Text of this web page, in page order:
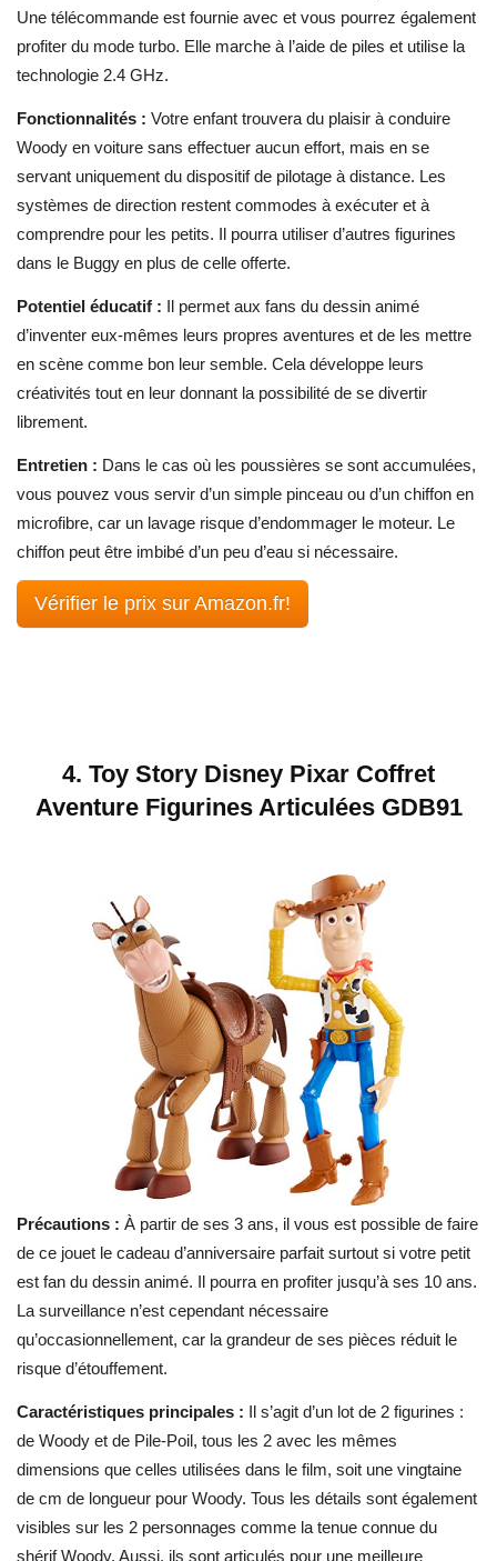
Une télécommande est fournie avec et vous pourrez également
profiter du mode turbo. Elle marche à l’aide de piles et utilise la
technologie 2.4 GHz.
Fonctionnalités : Votre enfant trouvera du plaisir à conduire
Woody en voiture sans effectuer aucun effort, mais en se
servant uniquement du dispositif de pilotage à distance. Les
systèmes de direction restent commodes à exécuter et à
comprendre pour les petits. Il pourra utiliser d’autres figurines
dans le Buggy en plus de celle offerte.
Potentiel éducatif : Il permet aux fans du dessin animé
d’inventer eux-mêmes leurs propres aventures et de les mettre
en scène comme bon leur semble. Cela développe leurs
créativités tout en leur donnant la possibilité de se divertir
librement.
Entretien : Dans le cas où les poussières se sont accumulées,
vous pouvez vous servir d’un simple pinceau ou d’un chiffon en
microfibre, car un lavage risque d’endommager le moteur. Le
chiffon peut être imbibé d’un peu d’eau si nécessaire.
Vérifier le prix sur Amazon.fr!
4. Toy Story Disney Pixar Coffret
Aventure Figurines Articulées GDB91
Précautions : À partir de ses 3 ans, il vous est possible de faire
de ce jouet le cadeau d’anniversaire parfait surtout si votre petit
est fan du dessin animé. Il pourra en profiter jusqu’à ses 10 ans.
La surveillance n’est cependant nécessaire
qu’occasionnellement, car la grandeur de ses pièces réduit le
risque d’étouffement.
Caractéristiques principales : Il s’agit d’un lot de 2 figurines :
de Woody et de Pile-Poil, tous les 2 avec les mêmes
dimensions que celles utilisées dans le film, soit une vingtaine
de cm de longueur pour Woody. Tous les détails sont également
visibles sur les 2 personnages comme la tenue connue du
shérif Woody. Aussi, ils sont articulés pour une meilleure